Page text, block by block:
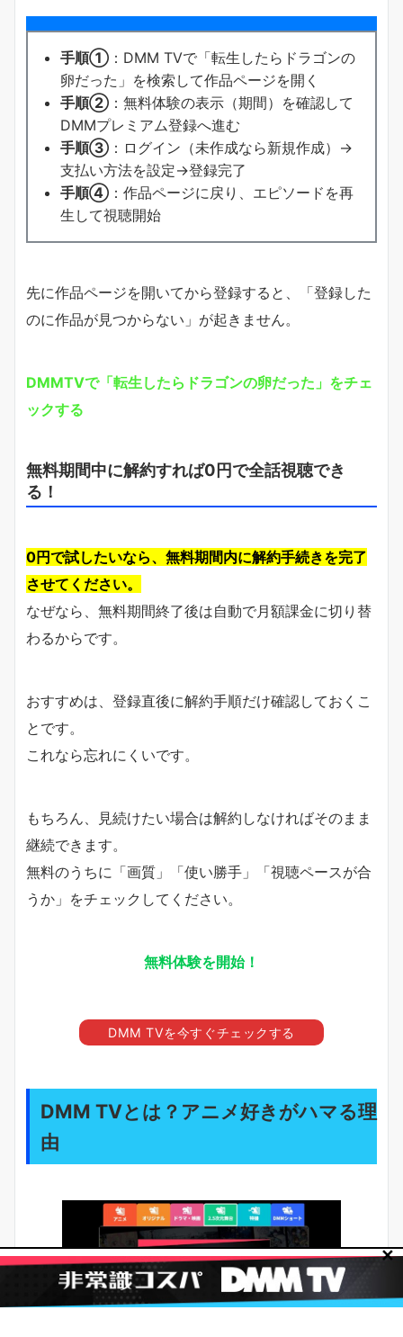
手順① ：DMM TVで「転生したらドラゴンの
卵だった」を検索して作品ページを開く
手順② ：無料体験の表示（期間）を確認して
DMMプレミアム登録へ進む
手順③ ：ログイン（未作成なら新規作成）→
支払い方法を設定→登録完了
手順④ ：作品ページに戻り、エピソードを再
生して視聴開始
先に作品ページを開いてから登録すると、「登録した
のに作品が見つからない」が起きません。
DMMTVで「転生したらドラゴンの卵だった」をチェ
ックする
無料期間中に解約すれば0円で全話視聴でき
る！
0円で試したいなら、無料期間内に解約手続きを完了
させてください。
なぜなら、無料期間終了後は自動で月額課金に切り替
わるからです。
おすすめは、登録直後に解約手順だけ確認しておくこ
とです。
これなら忘れにくいです。
もちろん、見続けたい場合は解約しなければそのまま
継続できます。
無料のうちに「画質」「使い勝手」「視聴ペースが合
うか」をチェックしてください。
無料体験を開始！
DMM TVを今すぐチェックする
DMM TVとは？アニメ好きがハマる理
由
✕